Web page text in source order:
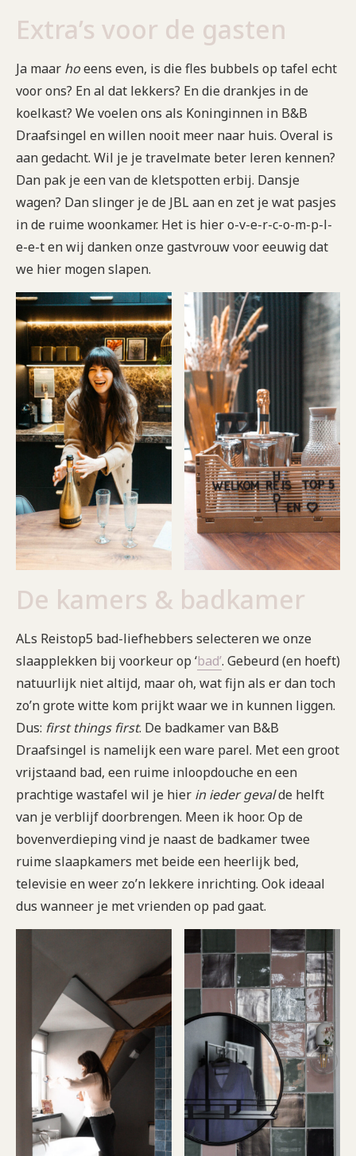
Extra’s voor de gasten
Ja maar hoeens even, is die fles bubbels op tafel echt
voor ons? En al dat lekkers? En die drankjes in de
koelkast? We voelen ons als Koninginnen in B&B
Draafsingel en willen nooit meer naar huis. Overal is
aan gedacht. Wil je je travelmate beter leren kennen?
Dan pak je een van de kletspotten erbij. Dansje
wagen? Dan slinger je de JBL aan en zet je wat pasjes
in de ruime woonkamer. Het is hier o-v-e-r-c-o-m-p-l-
e-e-t en wij danken onze gastvrouw voor eeuwig dat
we hier mogen slapen.
De kamers & badkamer
ALs Reistop5 bad-liefhebbers selecteren we onze
slaapplekken bij voorkeur op ‘bad’. Gebeurd (en hoeft)
natuurlijk niet altijd, maar oh, wat fijn als er dan toch
zo’n grote witte kom prijkt waar we in kunnen liggen.
Dus: first things first. De badkamer van B&B
Draafsingel is namelijk een ware parel. Met een groot
vrijstaand bad, een ruime inloopdouche en een
prachtige wastafel wil je hier in ieder gevalde helft
van je verblijf doorbrengen. Meen ik hoor. Op de
bovenverdieping vind je naast de badkamer twee
ruime slaapkamers met beide een heerlijk bed,
televisie en weer zo’n lekkere inrichting. Ook ideaal
dus wanneer je met vrienden op pad gaat.